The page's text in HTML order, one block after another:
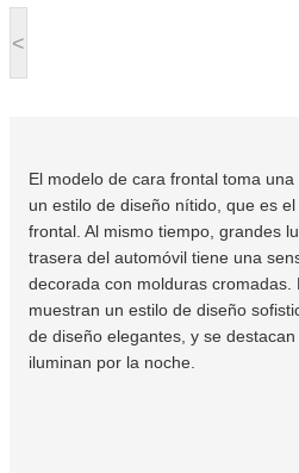
<
El modelo de cara frontal toma
un estilo de diseño nítido, que es
frontal. Al mismo tiempo, grandes
trasera del automóvil tiene una
decorada con molduras cromadas.
muestran un estilo de diseño
de diseño elegantes, y se
iluminan por la noche.